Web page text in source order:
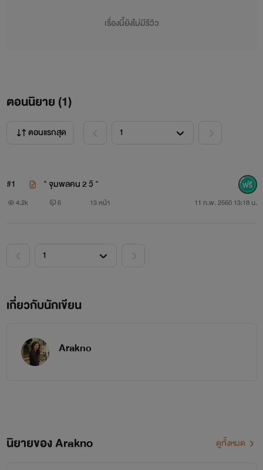
ฟิคนี้เกินขึ้นกับจิตนาการของไรท์+โมเม้นเรียลของคู่ออฟกันนะ
หวังว่าทุกๆคนคงสนุกกับฟิคนะคะ
เรื่องนี้ยังไม่มีรีวิว
ตอนนิยาย (1)
ตอนแรกสุด
#1 " จุมพลคน 2 วิ "
4.2k 6 13 หน้า 11 ก.พ. 2560 13:18 น.
เกี่ยวกับนักเขียน
Arakno
นิยายของ Arakno ดูทั้งหมด